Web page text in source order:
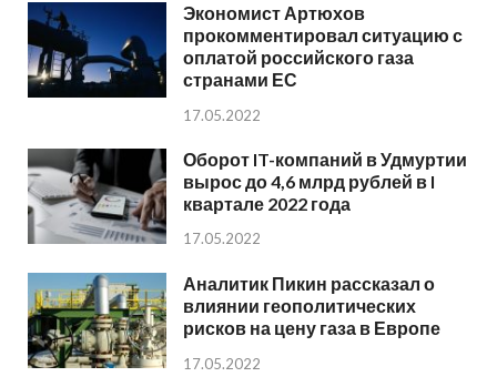
Экономист Артюхов
прокомментировал ситуацию с
оплатой российского газа
странами ЕС
17.05.2022
Оборот IT-компаний в Удмуртии
вырос до 4,6 млрд рублей в I
квартале 2022 года
17.05.2022
Аналитик Пикин рассказал о
влиянии геополитических
рисков на цену газа в Европе
17.05.2022